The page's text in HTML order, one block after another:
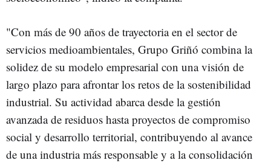
"Con más de 90 años de trayectoria en el sector de
servicios medioambientales, Grupo Griñó combina la
solidez de su modelo empresarial con una visión de
largo plazo para afrontar los retos de la sostenibilidad
industrial. Su actividad abarca desde la gestión
avanzada de residuos hasta proyectos de compromiso
social y desarrollo territorial, contribuyendo al avance
de una industria más responsable y a la consolidación